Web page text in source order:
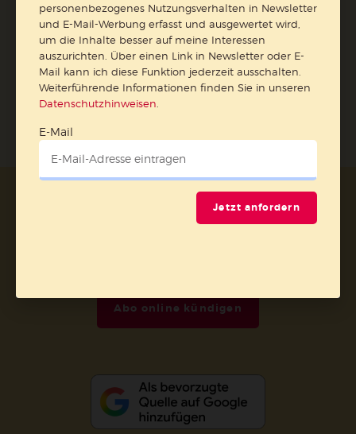
Jetzt anmelden
AGB und Widerrufsbelehrung
Abo online kündigen
personenbezogenes Nutzungsverhalten in Newsletter
und E-Mail-Werbung erfasst und ausgewertet wird,
um die Inhalte besser auf meine Interessen
auszurichten. Über einen Link in Newsletter oder E-
Mail kann ich diese Funktion jederzeit ausschalten.
Weiterführende Informationen finden Sie in unseren
Datenschutzhinweisen
E-Mail
Jetzt anfordern